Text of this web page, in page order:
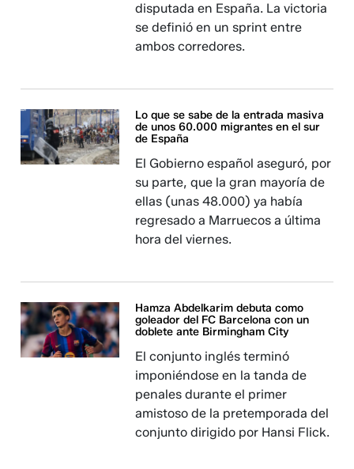
disputada en España. La victoria
se definió en un sprint entre
ambos corredores.
Lo que se sabe de la entrada masiva
de unos 60.000 migrantes en el sur
de España
El Gobierno español aseguró, por
su parte, que la gran mayoría de
ellas (unas 48.000) ya había
regresado a Marruecos a última
hora del viernes.
Hamza Abdelkarim debuta como
goleador del FC Barcelona con un
doblete ante Birmingham City
El conjunto inglés terminó
imponiéndose en la tanda de
penales durante el primer
amistoso de la pretemporada del
conjunto dirigido por Hansi Flick.